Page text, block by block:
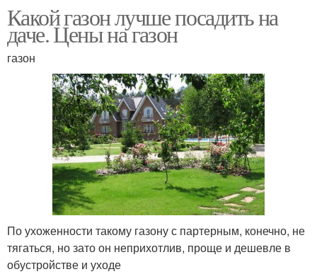
Какой газон лучше посадить на
даче. Цены на газон
газон
По ухоженности такому газону с партерным, конечно, не
тягаться, но зато он неприхотлив, проще и дешевле в
обустройстве и уходе